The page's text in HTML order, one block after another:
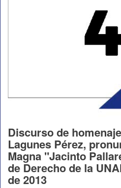
Discurso de
Lagunes Pérez,
Magna "Jacinto
de Derecho de la
de 2013